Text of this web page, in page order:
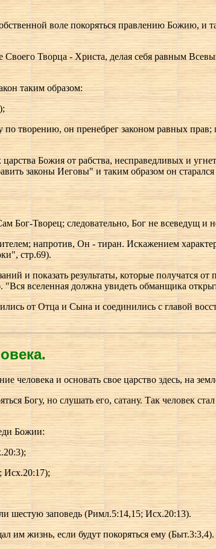
воле покоряться правлению Божию, и
Своего Творца - Христа, делая себя равным
таким образом:
творению, он пренебрег законом равных
Божия от рабства, несправедливых и
законы Иеговы" и таким образом он
Бог-Творец; следовательно, Бог не всеведущ и
напротив, Он - тиран. Искажением
стр.69).
и показать результаты, которые получатся
"Вся вселенная должна увидеть обманщика
от Отца и Сына и соединились с главой
человека и основать свое царство здесь, на
Богу, но слушать его, сатану. Так человек
Божии:
Исх.20:17);
шестую заповедь (Римл.5:14,15; Исх.20:13).
им жизнь, если будут покоряться ему (Быт.3:3,4).